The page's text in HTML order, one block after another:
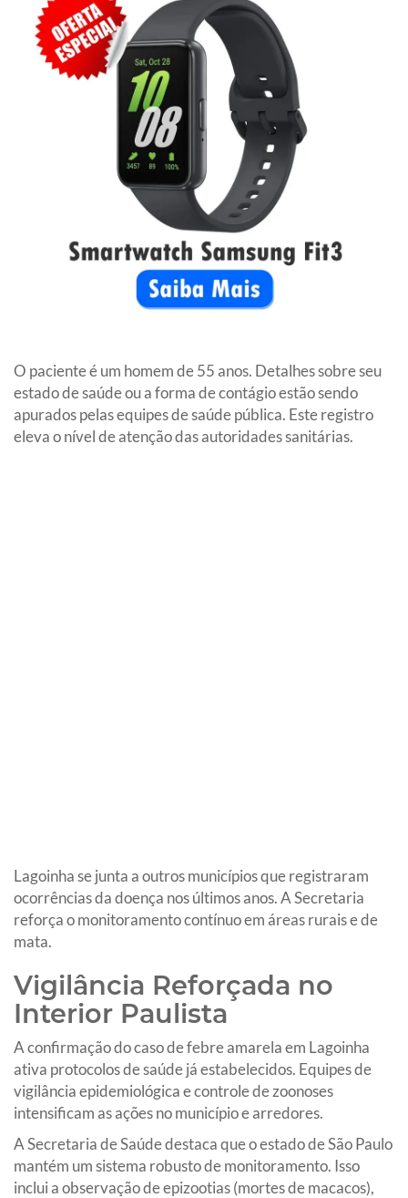
O paciente é um homem de 55 anos. Detalhes sobre seu
estado de saúde ou a forma de contágio estão sendo
apurados pelas equipes de saúde pública. Este registro
eleva o nível de atenção das autoridades sanitárias.
Lagoinha se junta a outros municípios que registraram
ocorrências da doença nos últimos anos. A Secretaria
reforça o monitoramento contínuo em áreas rurais e de
mata.
Vigilância Reforçada no
Interior Paulista
A confirmação do caso de febre amarela em Lagoinha
ativa protocolos de saúde já estabelecidos. Equipes de
vigilância epidemiológica e controle de zoonoses
intensificam as ações no município e arredores.
A Secretaria de Saúde destaca que o estado de São Paulo
mantém um sistema robusto de monitoramento. Isso
inclui a observação de epizootias (mortes de macacos),